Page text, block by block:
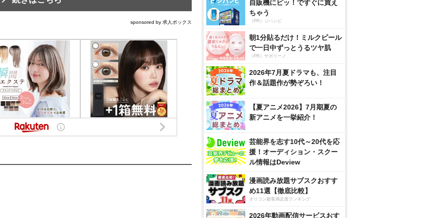
sponsored by 求人ボックス
自販機にピッ！ですぐに買え
ちゃう
（PR）ジハンピ
朝1分貼るだけ！ミルクピール
で一日中ずっとうるツヤ肌
（PR）サボリーノ
2026年7月夏ドラマも、注目
作＆話題作が勢ぞろい！
【夏アニメ2026】7月期夏の
新アニメを一挙紹介！
芸能界を志す10代～20代を応
援！オーディション・スクー
ル情報はDeview
漫画読み放題サブスクおすす
め11選【徹底比較】
オリコン顧客満足度ランキング
2026年動画配信サービスおす